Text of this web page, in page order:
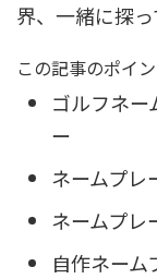
界、一緒に探
この記事のポイ
ゴルフネ
ー
ネームプレ
ネームプレ
自作ネー